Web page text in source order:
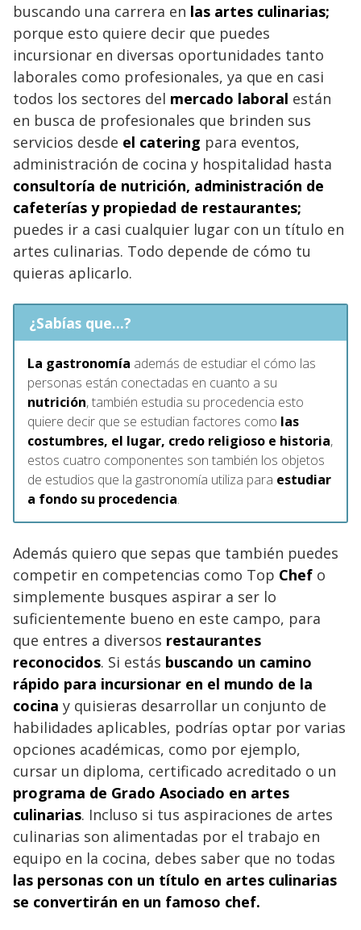
buscando una carrera en las artes culinarias;
porque esto quiere decir que puedes
incursionar en diversas oportunidades tanto
laborales como profesionales, ya que en casi
todos los sectores del mercado laboral están
en busca de profesionales que brinden sus
servicios desde el catering para eventos,
administración de cocina y hospitalidad hasta
consultoría de nutrición, administración de
cafeterías y propiedad de restaurantes;
puedes ir a casi cualquier lugar con un título en
artes culinarias. Todo depende de cómo tu
quieras aplicarlo.
¿Sabías que...?
La gastronomía además de estudiar el cómo las
personas están conectadas en cuanto a su
nutrición, también estudia su procedencia esto
quiere decir que se estudian factores como las
costumbres, el lugar, credo religioso e historia,
estos cuatro componentes son también los objetos
de estudios que la gastronomía utiliza para estudiar
a fondo su procedencia.
Además quiero que sepas que también puedes
competir en competencias como Top Chef o
simplemente busques aspirar a ser lo
suficientemente bueno en este campo, para
que entres a diversos restaurantes
reconocidos. Si estás buscando un camino
rápido para incursionar en el mundo de la
cocina y quisieras desarrollar un conjunto de
habilidades aplicables, podrías optar por varias
opciones académicas, como por ejemplo,
cursar un diploma, certificado acreditado o un
programa de Grado Asociado en artes
culinarias. Incluso si tus aspiraciones de artes
culinarias son alimentadas por el trabajo en
equipo en la cocina, debes saber que no todas
las personas con un título en artes culinarias
se convertirán en un famoso chef.